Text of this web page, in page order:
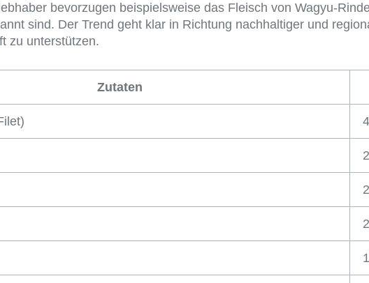
bevorzugen beispielsweise das Fleisch von Wagyu-
sind. Der Trend geht klar in Richtung nachhaltiger und
zu unterstützen.
Zutaten